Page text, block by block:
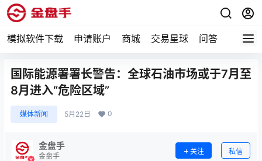
模拟软件下载 申请账户 商城 交易星球 问答 专题
国际能源署署长警告：全球石油市场或于7月至
8月进入“危险区域”
媒体新闻 5月22日 0
金盘手
金盘手
关注 私信